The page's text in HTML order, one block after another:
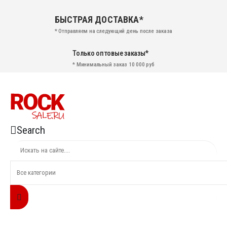
БЫСТРАЯ ДОСТАВКА*
* Отправляем на следующий день после заказа
Только оптовые заказы*
* Минимальный заказ 10 000 руб
Search